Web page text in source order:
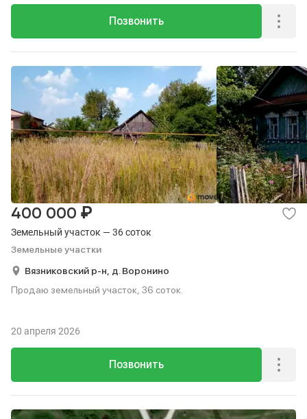
Позвонить
Земельный участок — 36 соток
Земельные участки
400 000 ₽
Вязниковский р-н, д. Воронино
Продаю земельный участок, 36 соток.
Позвонить
20 апреля 2026